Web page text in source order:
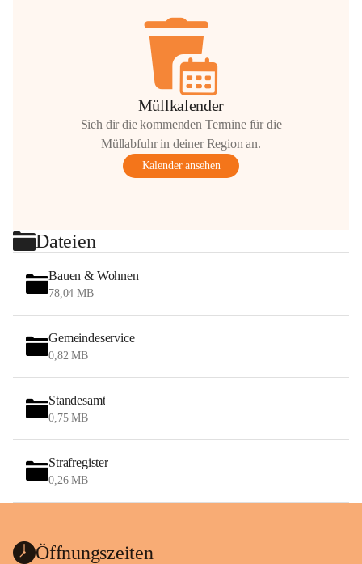
Müllkalender
Sieh dir die kommenden Termine für die
Müllabfuhr in deiner Region an.
Kalender ansehen
Dateien
Bauen & Wohnen
78,04 MB
Gemeindeservice
0,82 MB
Standesamt
0,75 MB
Strafregister
0,26 MB
Öffnungszeiten